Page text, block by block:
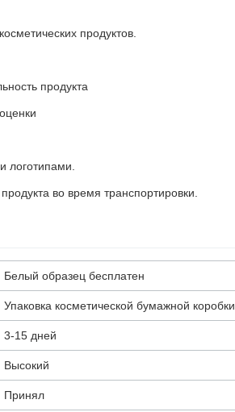
продуктов.
продукта
логотипами.
во время транспортировки.
Белый образец бесплатен
Упаковка косметической бумажной коробки
3-15 дней
Высокий
Принял